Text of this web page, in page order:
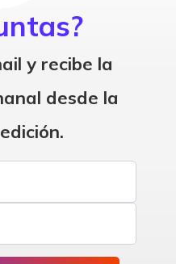
y recibe la
desde la